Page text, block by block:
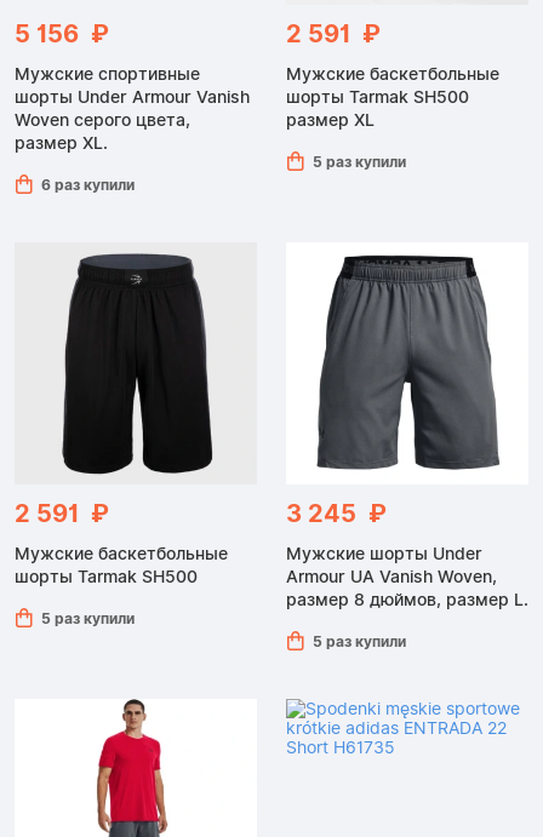
5 156 ₽
Мужские спортивные
шорты Under Armour Vanish
Woven серого цвета,
размер XL.
6 раз купили
2 591 ₽
Мужские баскетбольные
шорты Tarmak SH500
размер XL
5 раз купили
2 591 ₽
Мужские баскетбольные
шорты Tarmak SH500
5 раз купили
3 245 ₽
Мужские шорты Under
Armour UA Vanish Woven,
размер 8 дюймов, размер L.
5 раз купили